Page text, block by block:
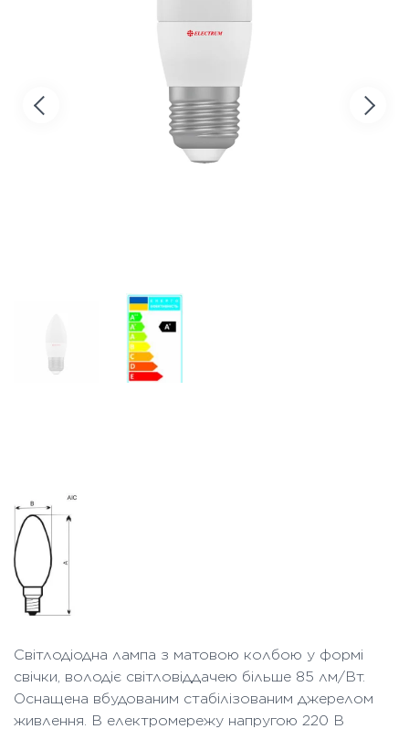
Світлодіодна лампа з матовою колбою у формі
свічки, володіє світловіддачею більше 85 лм/Вт.
Оснащена вбудованим стабілізованим джерелом
живлення. В електромережу напругою 220 В